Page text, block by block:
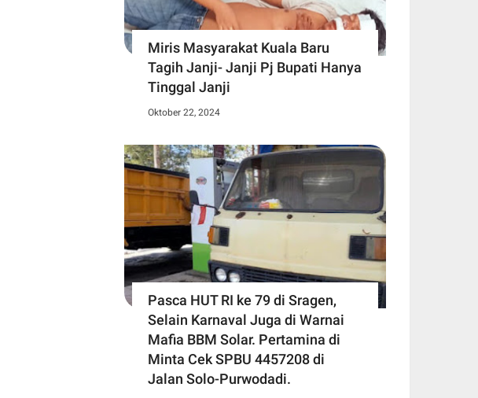
Miris Masyarakat Kuala Baru
Tagih Janji- Janji Pj Bupati Hanya
Tinggal Janji
Oktober 22, 2024
Pasca HUT RI ke 79 di Sragen,
Selain Karnaval Juga di Warnai
Mafia BBM Solar. Pertamina di
Minta Cek SPBU 4457208 di
Jalan Solo-Purwodadi.